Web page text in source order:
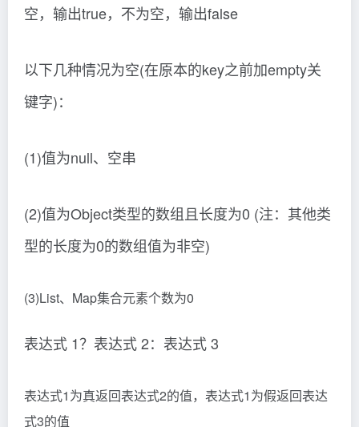
空，输出true，不为空，输出false
以下几种情况为空(在原本的key之前加empty关
键字)：
(1)值为null、空串
(2)值为Object类型的数组且长度为0 (注：其他类
型的长度为0的数组值为非空)
(3)List、Map集合元素个数为0
表达式 1？表达式 2：表达式 3
表达式1为真返回表达式2的值，表达式1为假返回表达
式3的值